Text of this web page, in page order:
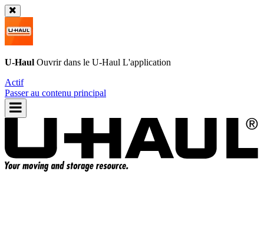
U-Haul Ouvrir dans le U-Haul L'application
Actif
Passer au contenu principal